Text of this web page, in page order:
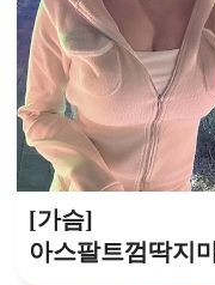
정말..최고세요...
[가슴]
아스팔트껌딱지